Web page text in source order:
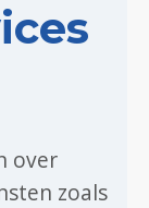
over
zoals